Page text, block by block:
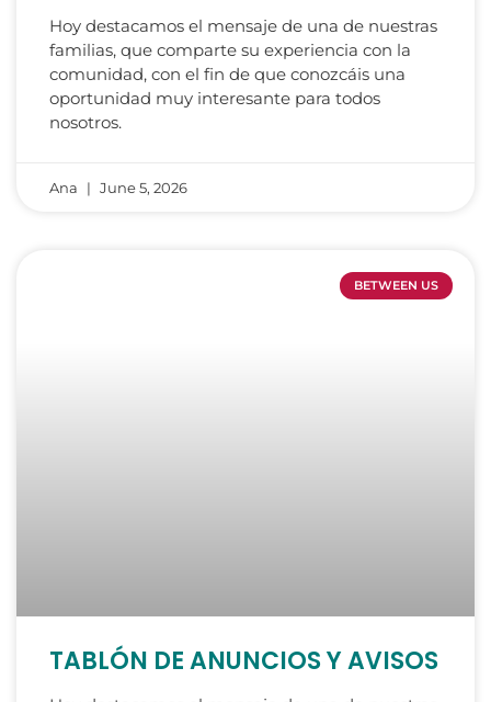
Hoy destacamos el mensaje de una de nuestras
familias, que comparte su experiencia con la
comunidad, con el fin de que conozcáis una
oportunidad muy interesante para todos
nosotros.
Ana June 5, 2026
BETWEEN US
TABLÓN DE ANUNCIOS Y AVISOS